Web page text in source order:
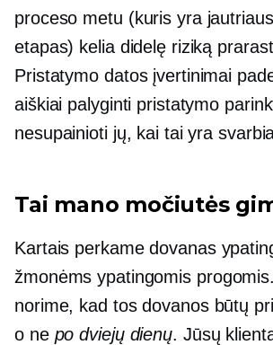
proceso metu (kuris yra
etapas) kelia didelę riziką
Pristatymo datos įvertinimai
aiškiai palyginti pristatymo
nesupainioti jų, kai tai yra
Tai mano močiutės
Kartais perkame dovanas
žmonėms ypatingomis
norime, kad tos dovanos būtų
o ne po dviejų dienų. Jūsų